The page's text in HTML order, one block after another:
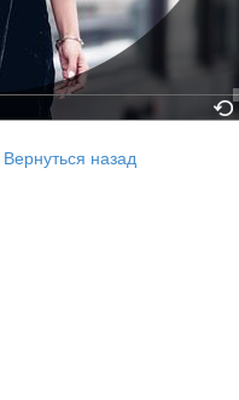
Вернуться назад